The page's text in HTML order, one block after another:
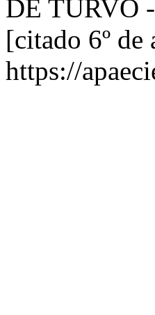
DE TURVO
[citado 6º
https://